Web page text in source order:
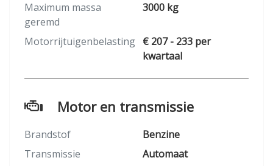
Maximum massa
geremd
3000 kg
Motorrijtuigenbelasting € 207 - 233 per
kwartaal
Motor en transmissie
Brandstof
Benzine
Transmissie
Automaat